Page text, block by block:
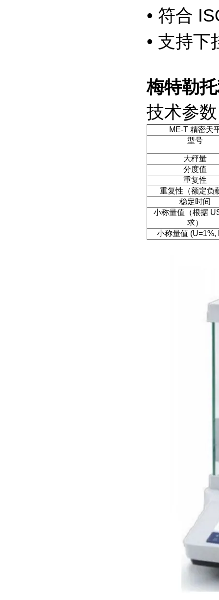
• 符合
• 支持下
梅特勒
技术参
ME-T 精密天
型号
大秤量
分度值
重复性
重复性（额定负
稳定时间
小称量值（根据
求）
小称量值 (U=1%,